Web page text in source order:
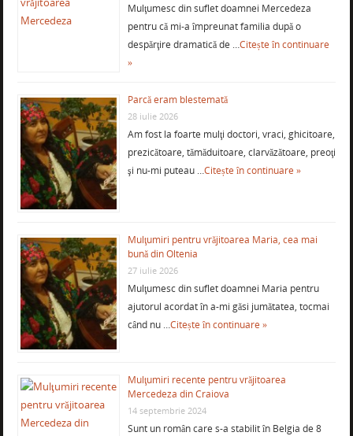
Mulţumesc din suflet doamnei Mercedeza
pentru că mi-a împreunat familia după o
despărţire dramatică de …Citește în continuare
»
Parcă eram blestemată
28 iulie 2026
Am fost la foarte mulţi doctori, vraci, ghicitoare,
prezicătoare, tămăduitoare, clarvăzătoare, preoţi
şi nu-mi puteau …Citește în continuare »
Mulţumiri pentru vrăjitoarea Maria, cea mai
bună din Oltenia
27 iulie 2026
Mulţumesc din suflet doamnei Maria pentru
ajutorul acordat în a-mi găsi jumătatea, tocmai
când nu …Citește în continuare »
Mulţumiri recente pentru vrăjitoarea
Mercedeza din Craiova
14 septembrie 2024
Sunt un român care s-a stabilit în Belgia de 8